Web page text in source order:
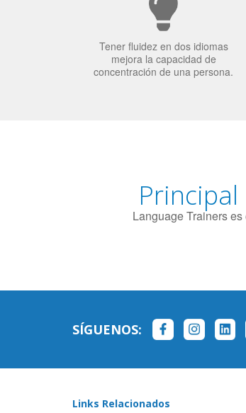
Tener fluidez en dos idiomas
mejora la capacidad de
concentración de una persona.
Language Trainers
SÍGUENOS:
Links Relacionados